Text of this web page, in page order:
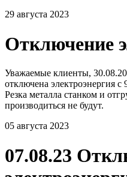
29 августа 2023
Отключение
Уважаемые клиенты,
отключена электроэнергия с
Резка металла станком и
производиться не будут.
05 августа 2023
07.08.23